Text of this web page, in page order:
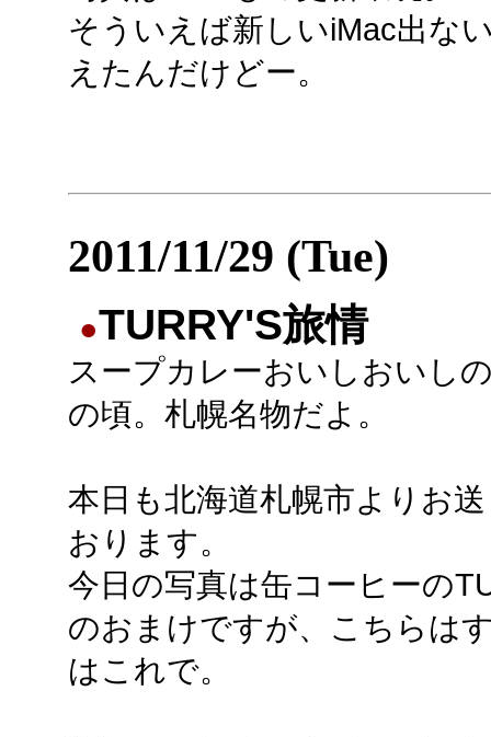
そういえば新しいiMac出な
えたんだけどー。
2011/11/29 (Tue)
●TURRY'S旅情
スープカレーおいしおいし
の頃。札幌名物だよ。
本日も北海道札幌市よりお
おります。
今日の写真は缶コーヒーの
のおまけですが、こちらは
はこれで。